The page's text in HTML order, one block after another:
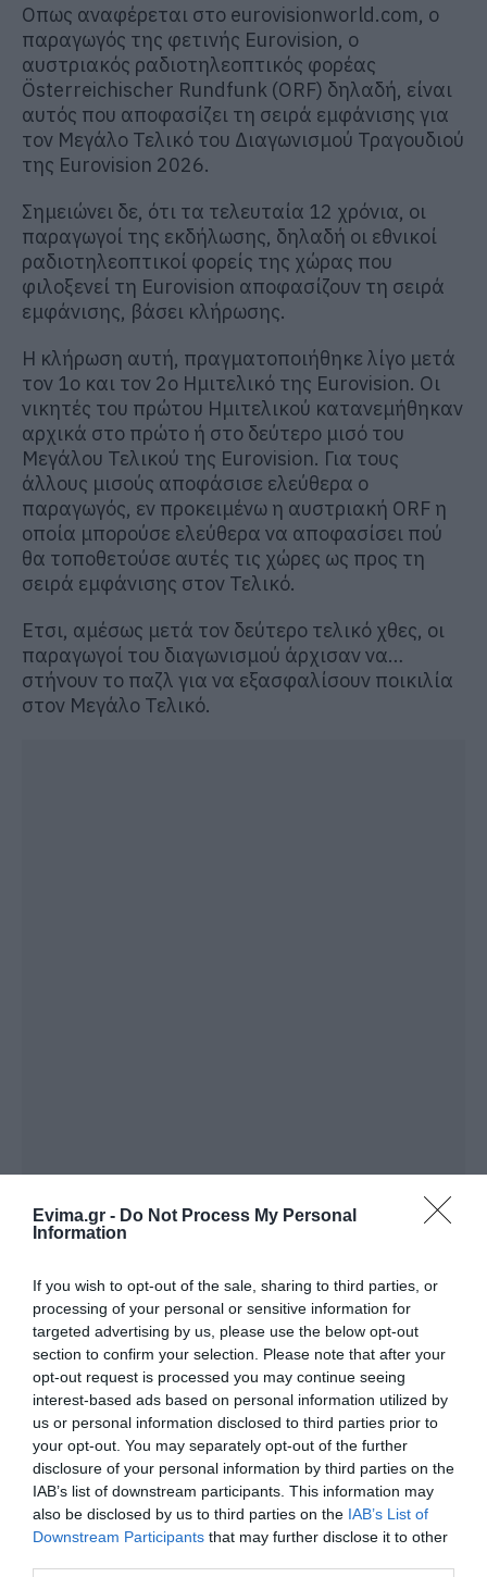
Evima.gr - Do Not Process My Personal
Information
If you wish to opt-out of the sale, sharing to third parties, or
processing of your personal or sensitive information for
targeted advertising by us, please use the below opt-out
section to confirm your selection. Please note that after your
opt-out request is processed you may continue seeing
interest-based ads based on personal information utilized by
us or personal information disclosed to third parties prior to
your opt-out. You may separately opt-out of the further
disclosure of your personal information by third parties on the
IAB’s list of downstream participants. This information may
also be disclosed by us to third parties on the IAB’s List of
Downstream Participants that may further disclose it to other
Οπως αναφέρεται στο eurovisionworld.com, o
παραγωγός της φετινής Eurovision, ο
αυστριακός ραδιοτηλεοπτικός φορέας
Österreichischer Rundfunk (ORF) δηλαδή, είναι
αυτός που αποφασίζει τη σειρά εμφάνισης για
τον Μεγάλο Τελικό του Διαγωνισμού Τραγουδιού
της Eurovision 2026.
Σημειώνει δε, ότι τα τελευταία 12 χρόνια, οι
παραγωγοί της εκδήλωσης, δηλαδή οι εθνικοί
ραδιοτηλεοπτικοί φορείς της χώρας που
φιλοξενεί τη Eurovision αποφασίζουν τη σειρά
εμφάνισης, βάσει κλήρωσης.
Η κλήρωση αυτή, πραγματοποιήθηκε λίγο μετά
τον 1ο και τον 2ο Ημιτελικό της Eurovision. Οι
νικητές του πρώτου Ημιτελικού κατανεμήθηκαν
αρχικά στο πρώτο ή στο δεύτερο μισό του
Μεγάλου Τελικού της Εurovision. Για τους
άλλους μισούς αποφάσισε ελεύθερα ο
παραγωγός, εν προκειμένω η αυστριακή ORF η
οποία μπορούσε ελεύθερα να αποφασίσει πού
θα τοποθετούσε αυτές τις χώρες ως προς τη
σειρά εμφάνισης στον Τελικό.
Ετσι, αμέσως μετά τον δεύτερο τελικό χθες, οι
παραγωγοί του διαγωνισμού άρχισαν να…
στήνουν το παζλ για να εξασφαλίσουν ποικιλία
στον Μεγάλο Τελικό.
Ακολουθήστε το evima.gr στοGoogle News
Διαβάστε όλες τιςειδήσεις για την Εύβοια
Διαβάστε όλες τιςτελευταίες ειδήσειςγια την
Ελλάδακαι τονΚόσμοστοevima.gr
TAGS: AKYLAS EUROVISION
ΚΑΤΑΤΑΞΗ